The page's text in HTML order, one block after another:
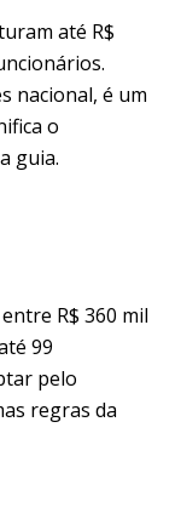
até R$
nacional, é um
o
guia.
R$ 360 mil
99
pelo
regras da